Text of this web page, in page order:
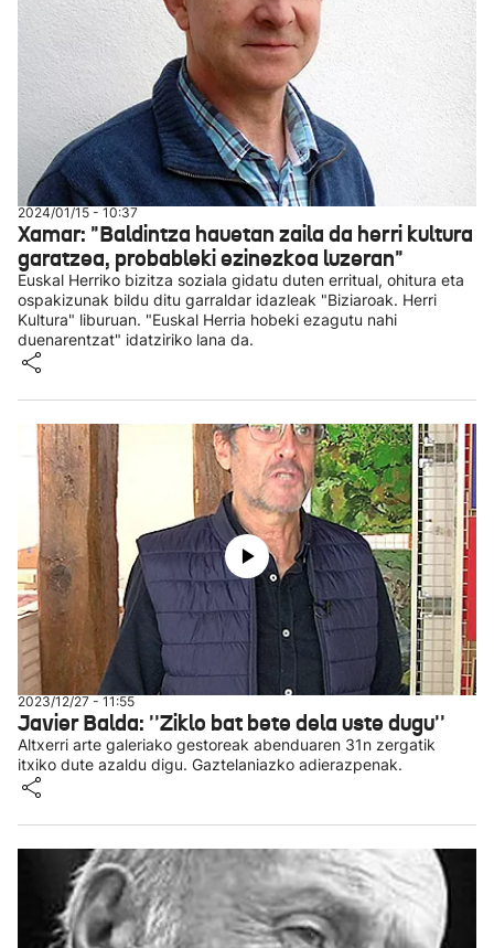
2024/01/15 - 10:37
Xamar: "Baldintza hauetan zaila da herri kultura
garatzea, probableki ezinezkoa luzeran"
Euskal Herriko bizitza soziala gidatu duten erritual, ohitura eta
ospakizunak bildu ditu garraldar idazleak "Biziaroak. Herri
Kultura" liburuan. "Euskal Herria hobeki ezagutu nahi
duenarentzat" idatziriko lana da.
2023/12/27 - 11:55
Javier Balda: ''Ziklo bat bete dela uste dugu''
Altxerri arte galeriako gestoreak abenduaren 31n zergatik
itxiko dute azaldu digu. Gaztelaniazko adierazpenak.